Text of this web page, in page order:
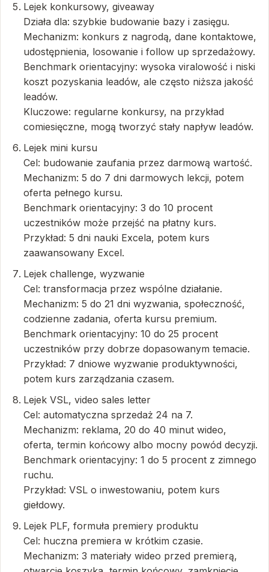
Lejek konkursowy, giveaway
Działa dla: szybkie budowanie bazy i zasięgu.
Mechanizm: konkurs z nagrodą, dane kontaktowe,
udostępnienia, losowanie i follow up sprzedażowy.
Benchmark orientacyjny: wysoka viralowość i niski
koszt pozyskania leadów, ale często niższa jakość
leadów.
Kluczowe: regularne konkursy, na przykład
comiesięczne, mogą tworzyć stały napływ leadów.
Lejek mini kursu
Cel: budowanie zaufania przez darmową wartość.
Mechanizm: 5 do 7 dni darmowych lekcji, potem
oferta pełnego kursu.
Benchmark orientacyjny: 3 do 10 procent
uczestników może przejść na płatny kurs.
Przykład: 5 dni nauki Excela, potem kurs
zaawansowany Excel.
Lejek challenge, wyzwanie
Cel: transformacja przez wspólne działanie.
Mechanizm: 5 do 21 dni wyzwania, społeczność,
codzienne zadania, oferta kursu premium.
Benchmark orientacyjny: 10 do 25 procent
uczestników przy dobrze dopasowanym temacie.
Przykład: 7 dniowe wyzwanie produktywności,
potem kurs zarządzania czasem.
Lejek VSL, video sales letter
Cel: automatyczna sprzedaż 24 na 7.
Mechanizm: reklama, 20 do 40 minut wideo,
oferta, termin końcowy albo mocny powód decyzji.
Benchmark orientacyjny: 1 do 5 procent z zimnego
ruchu.
Przykład: VSL o inwestowaniu, potem kurs
giełdowy.
Lejek PLF, formuła premiery produktu
Cel: huczna premiera w krótkim czasie.
Mechanizm: 3 materiały wideo przed premierą,